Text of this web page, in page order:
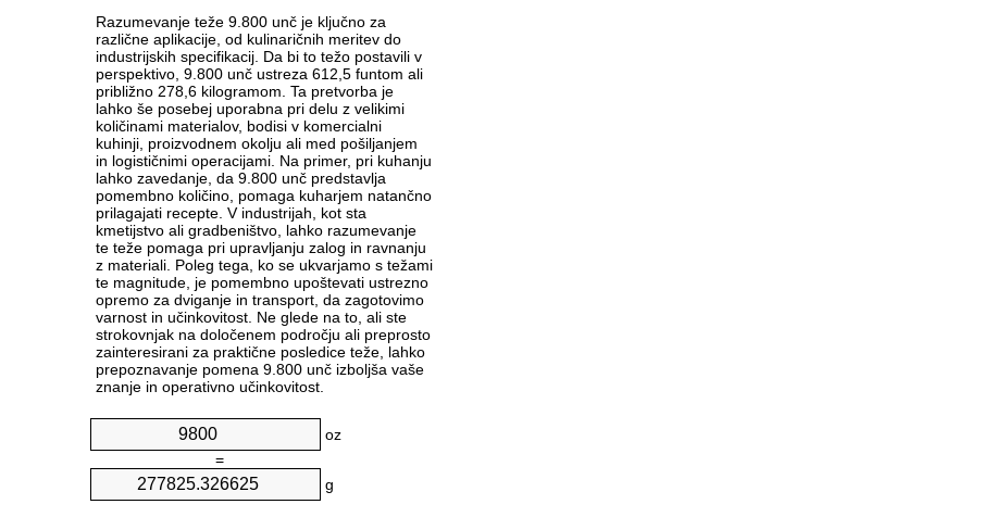
Razumevanje teže 9.800 unč je ključno za
različne aplikacije, od kulinaričnih meritev do
industrijskih specifikacij. Da bi to težo postavili v
perspektivo, 9.800 unč ustreza 612,5 funtom ali
približno 278,6 kilogramom. Ta pretvorba je
lahko še posebej uporabna pri delu z velikimi
količinami materialov, bodisi v komercialni
kuhinji, proizvodnem okolju ali med pošiljanjem
in logističnimi operacijami. Na primer, pri kuhanju
lahko zavedanje, da 9.800 unč predstavlja
pomembno količino, pomaga kuharjem natančno
prilagajati recepte. V industrijah, kot sta
kmetijstvo ali gradbeništvo, lahko razumevanje
te teže pomaga pri upravljanju zalog in ravnanju
z materiali. Poleg tega, ko se ukvarjamo s težami
te magnitude, je pomembno upoštevati ustrezno
opremo za dviganje in transport, da zagotovimo
varnost in učinkovitost. Ne glede na to, ali ste
strokovnjak na določenem področju ali preprosto
zainteresirani za praktične posledice teže, lahko
prepoznavanje pomena 9.800 unč izboljša vaše
znanje in operativno učinkovitost.
oz
=
g